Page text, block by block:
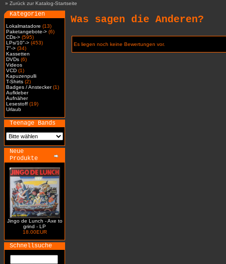
» Zurück zur Katalog-Startseite
Kategorien
Lokalmatadore (13)
Paketangebote-> (6)
CDs-> (595)
LPs/10"-> (453)
7"-> (34)
Kassetten
DVDs (6)
Videos
VCD (1)
Kapuzenpulli
T-Shirts (2)
Badges / Anstecker(1)
Aufkleber
Aufnäher
Lesestoff (19)
Urlaub
Teenage Bands
Neue
Produkte
Jingo de Lunch - Axe to
grind - LP
18.00EUR
Schnellsuche
Was sagen die Anderen?
Es liegen noch keine Bewertungen vor.